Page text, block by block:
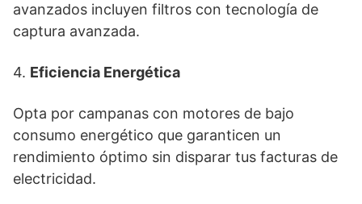
avanzados incluyen filtros con tecnología de
captura avanzada.
4. Eficiencia Energética
Opta por campanas con motores de bajo
consumo energético que garanticen un
rendimiento óptimo sin disparar tus facturas de
electricidad.